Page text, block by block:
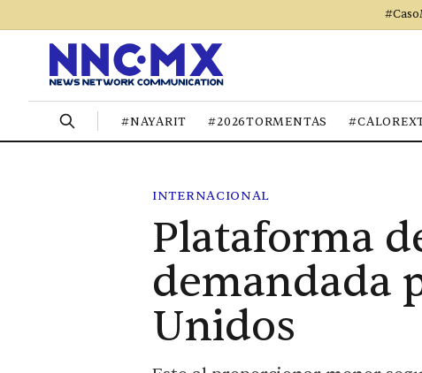
#NAYARIT #2026TORMENTAS
INTERNACIONAL
Plataforma
demandada
Unidos